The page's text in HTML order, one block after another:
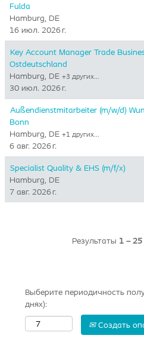
Fulda
Hamburg, DE
16 июл. 2026 г.
Key Account Manager Trade
Ostdeutschland
Hamburg, DE +3 других…
30 июл. 2026 г.
Außendienstmitarbeiter (m/w/d)
Bonn
Hamburg, DE +1 других…
6 авг. 2026 г.
Specialist Quality & EHS (m/f/x)
Hamburg, DE
7 авг. 2026 г.
Результаты 1 – 25
Выберите периодичность
днях):
Создать